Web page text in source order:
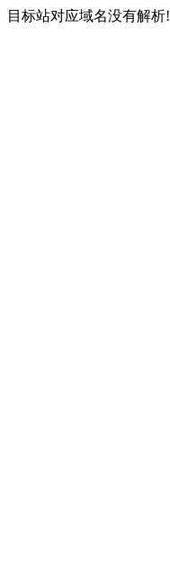
目标站对应域名没有解析!